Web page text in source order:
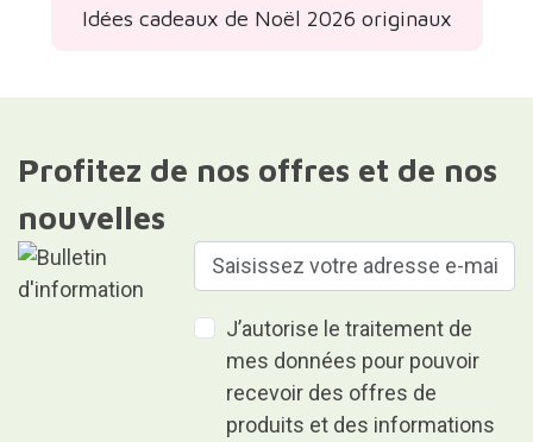
Idées cadeaux de Noël 2026 originaux
Profitez de nos offres et de nos
nouvelles
J’autorise le traitement de
mes données pour pouvoir
recevoir des offres de
produits et des informations